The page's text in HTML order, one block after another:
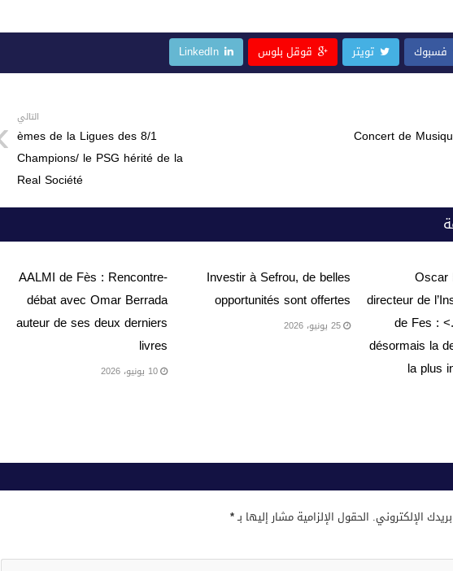
فسبوك تويتر قوقل بلوس LinkedIn
Concert de
التالي
8/1 èmes de la Ligues des
Champions/ le PSG hérité de la
Real Société
Oscar
directeur de
de Fes :
désormais la
la plus
Investir à Sefrou, de belles
opportunités sont offertes
25 يونيو، 2026
AALMI de Fès : Rencontre-
débat avec Omar Berrada
auteur de ses deux derniers
livres
10 يونيو، 2026
الإلكتروني. الحقول الإلزامية مشار إليها بـ*